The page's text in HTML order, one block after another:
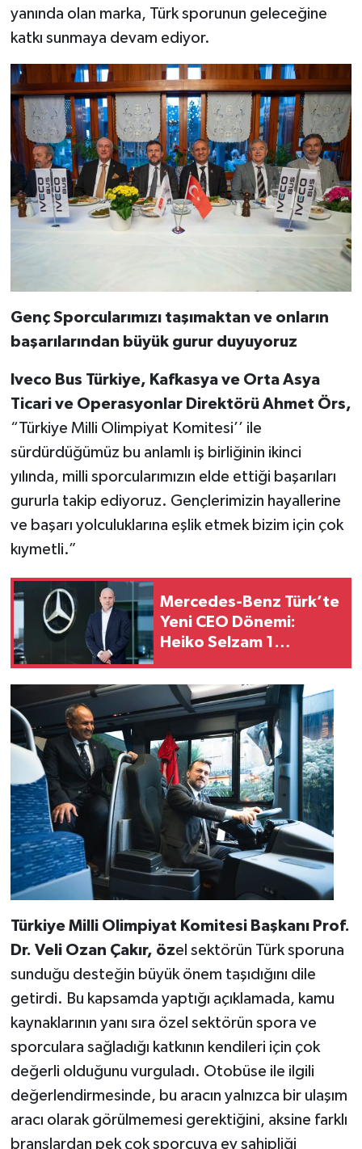
yanında olan marka, Türk sporunun geleceğine
katkı sunmaya devam ediyor.
Genç Sporcularımızı taşımaktan ve onların
başarılarından büyük gurur duyuyoruz
Iveco Bus Türkiye, Kafkasya ve Orta Asya
Ticari ve Operasyonlar Direktörü Ahmet Örs,
“Türkiye Milli Olimpiyat Komitesi’’ ile
sürdürdüğümüz bu anlamlı iş birliğinin ikinci
yılında, milli sporcularımızın elde ettiği başarıları
gururla takip ediyoruz. Gençlerimizin hayallerine
ve başarı yolculuklarına eşlik etmek bizim için çok
kıymetli.”
Mercedes-Benz Türk’te
Yeni CEO Dönemi:
Heiko Selzam 1
Görevine Başladı
Türkiye Milli Olimpiyat Komitesi Başkanı Prof.
Dr. Veli Ozan Çakır, özel sektörün Türk sporuna
sunduğu desteğin büyük önem taşıdığını dile
getirdi. Bu kapsamda yaptığı açıklamada, kamu
kaynaklarının yanı sıra özel sektörün spora ve
sporculara sağladığı katkının kendileri için çok
değerli olduğunu vurguladı. Otobüse ile ilgili
değerlendirmesinde, bu aracın yalnızca bir ulaşım
aracı olarak görülmemesi gerektiğini, aksine farklı
branşlardan pek çok sporcuya ev sahipliği